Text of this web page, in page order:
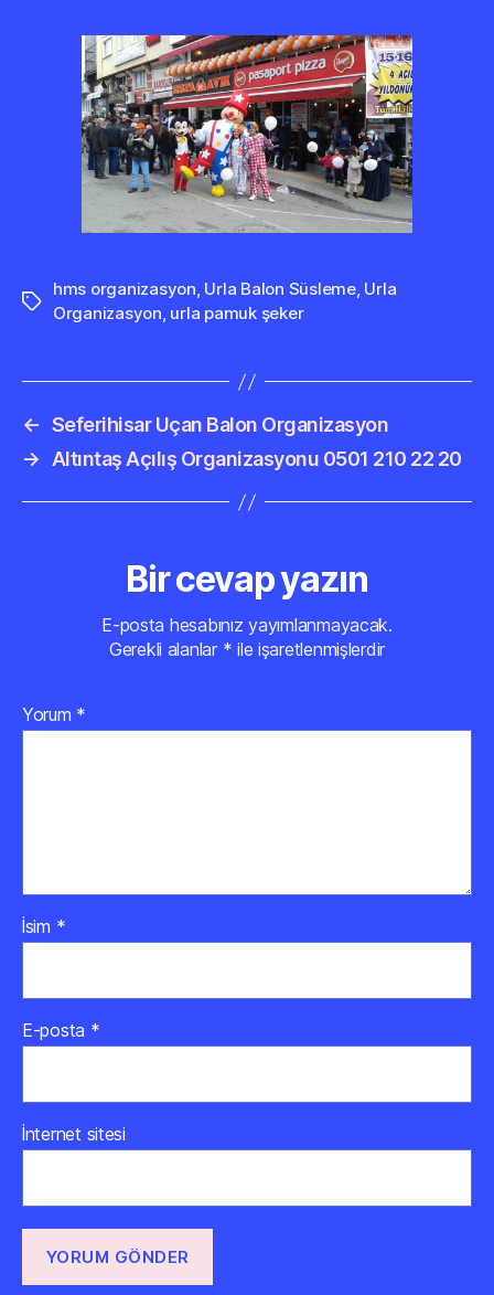
Etiketler
hms organizasyon, Urla Balon Süsleme, Urla
Organizasyon, urla pamuk şeker
← Seferihisar Uçan Balon Organizasyon
→ Altıntaş Açılış Organizasyonu 0501 210 22 20
Bir cevap yazın
E-posta hesabınız yayımlanmayacak.
Gerekli alanlar * ile işaretlenmişlerdir
Yorum *
İsim *
E-posta *
İnternet sitesi